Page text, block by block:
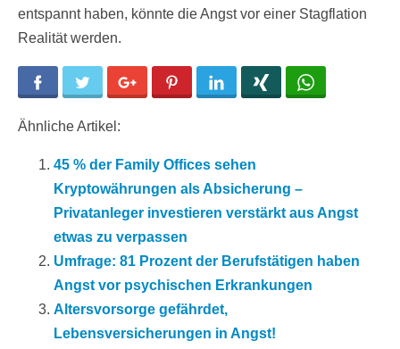
entspannt haben, könnte die Angst vor einer Stagflation
Realität werden.
Facebook Twitter Google+ Pinterest LinkedIn
Ähnliche Artikel:
45 % der Family Offices sehen
Kryptowährungen als Absicherung –
Privatanleger investieren verstärkt aus Angst
etwas zu verpassen
Umfrage: 81 Prozent der Berufstätigen haben
Angst vor psychischen Erkrankungen
Altersvorsorge gefährdet,
Lebensversicherungen in Angst!